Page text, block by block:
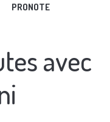
PRONOTE
avec